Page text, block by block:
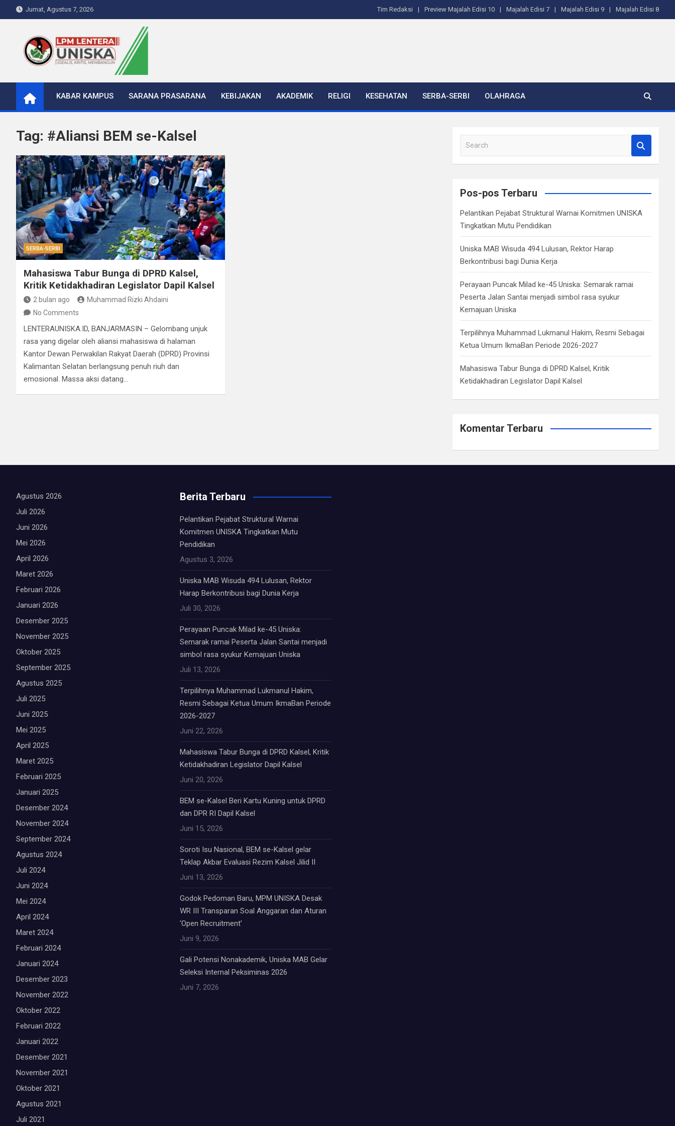
to
Jumat, Agustus 7, 2026 Tim Redaksi Preview Majalah Edisi 10 Majalah Edisi 7 Majalah Edisi 9 Majalah Edisi 8
LPM Lentera Uniska
Portal Berita Kampus
KABAR KAMPUS
SARANA PRASARANA KEBIJAKAN AKADEMIK RELIGI KESEHATAN SERBA-SERBI OLAHRAGA
Tag: #Aliansi BEM se-Kalsel
SERBA-SERBI
Mahasiswa Tabur Bunga di DPRD Kalsel,
Kritik Ketidakhadiran Legislator Dapil Kalsel
2 bulan ago
Muhammad Rizki Ahdaini
No Comments
LENTERAUNISKA.ID, BANJARMASIN – Gelombang unjuk
rasa yang digelar oleh aliansi mahasiswa di halaman
Kantor Dewan Perwakilan Rakyat Daerah (DPRD) Provinsi
Kalimantan Selatan berlangsung penuh riuh dan
emosional. Massa aksi datang…
a
c
Pos-pos Terbaru
Pelantikan Pejabat Struktural Warnai Komitmen UNISKA
Tingkatkan Mutu Pendidikan
Uniska MAB Wisuda 494 Lulusan, Rektor Harap
Berkontribusi bagi Dunia Kerja
Perayaan Puncak Milad ke-45 Uniska: Semarak ramai
Peserta Jalan Santai menjadi simbol rasa syukur
Kemajuan Uniska
Terpilihnya Muhammad Lukmanul Hakim, Resmi Sebagai
Ketua Umum IkmaBan Periode 2026-2027
Mahasiswa Tabur Bunga di DPRD Kalsel, Kritik
Ketidakhadiran Legislator Dapil Kalsel
Komentar Terbaru
Agustus 2026
Juli 2026
Juni 2026
Mei 2026
April 2026
Maret 2026
Februari 2026
Januari 2026
Desember 2025
November 2025
Oktober 2025
September 2025
Agustus 2025
Juli 2025
Juni 2025
Mei 2025
April 2025
Maret 2025
Februari 2025
Januari 2025
Desember 2024
November 2024
September 2024
Agustus 2024
Juli 2024
Juni 2024
Mei 2024
April 2024
Maret 2024
Februari 2024
Januari 2024
Desember 2023
November 2022
Oktober 2022
Februari 2022
Januari 2022
Desember 2021
November 2021
Oktober 2021
Agustus 2021
Juli 2021
Berita Terbaru
Pelantikan Pejabat Struktural Warnai
Komitmen UNISKA Tingkatkan Mutu
Pendidikan
Agustus 3, 2026
Uniska MAB Wisuda 494 Lulusan, Rektor
Harap Berkontribusi bagi Dunia Kerja
Juli 30, 2026
Perayaan Puncak Milad ke-45 Uniska:
Semarak ramai Peserta Jalan Santai menjadi
simbol rasa syukur Kemajuan Uniska
Juli 13, 2026
Terpilihnya Muhammad Lukmanul Hakim,
Resmi Sebagai Ketua Umum IkmaBan Periode
2026-2027
Juni 22, 2026
Mahasiswa Tabur Bunga di DPRD Kalsel, Kritik
Ketidakhadiran Legislator Dapil Kalsel
Juni 20, 2026
BEM se-Kalsel Beri Kartu Kuning untuk DPRD
dan DPR RI Dapil Kalsel
Juni 15, 2026
Soroti Isu Nasional, BEM se-Kalsel gelar
Teklap Akbar Evaluasi Rezim Kalsel Jilid II
Juni 13, 2026
Godok Pedoman Baru, MPM UNISKA Desak
WR III Transparan Soal Anggaran dan Aturan
‘Open Recruitment’
Juni 9, 2026
Gali Potensi Nonakademik, Uniska MAB Gelar
Seleksi Internal Peksiminas 2026
Juni 7, 2026